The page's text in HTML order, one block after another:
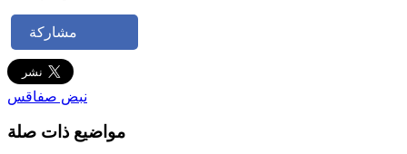
مشاركة
نبض صفاقس
مواضيع ذات صلة